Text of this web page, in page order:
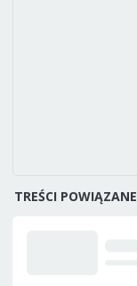
TREŚCI POWIĄZANE